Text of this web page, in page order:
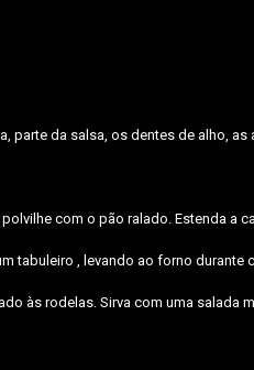
parte da salsa, os dentes de alho,
com o pão ralado. Estenda a
tabuleiro , levando ao forno durante
às rodelas. Sirva com uma salada